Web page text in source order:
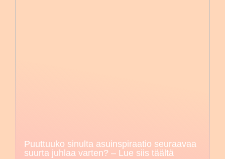
Puuttuuko sinulta asuinspiraatio seuraavaa
suurta juhlaa varten? – Lue siis täältä